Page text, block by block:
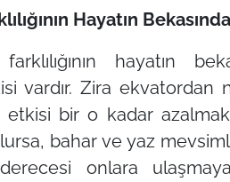
Hayatın
hayatın
vardır. Zira ekvatordan
etkisi bir o kadar
bahar ve yaz
onlara